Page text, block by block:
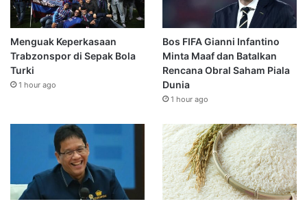
Menguak Keperkasaan
Trabzonspor di Sepak Bola
Turki
1 hour ago
Bos FIFA Gianni Infantino
Minta Maaf dan Batalkan
Rencana Obral Saham Piala
Dunia
1 hour ago